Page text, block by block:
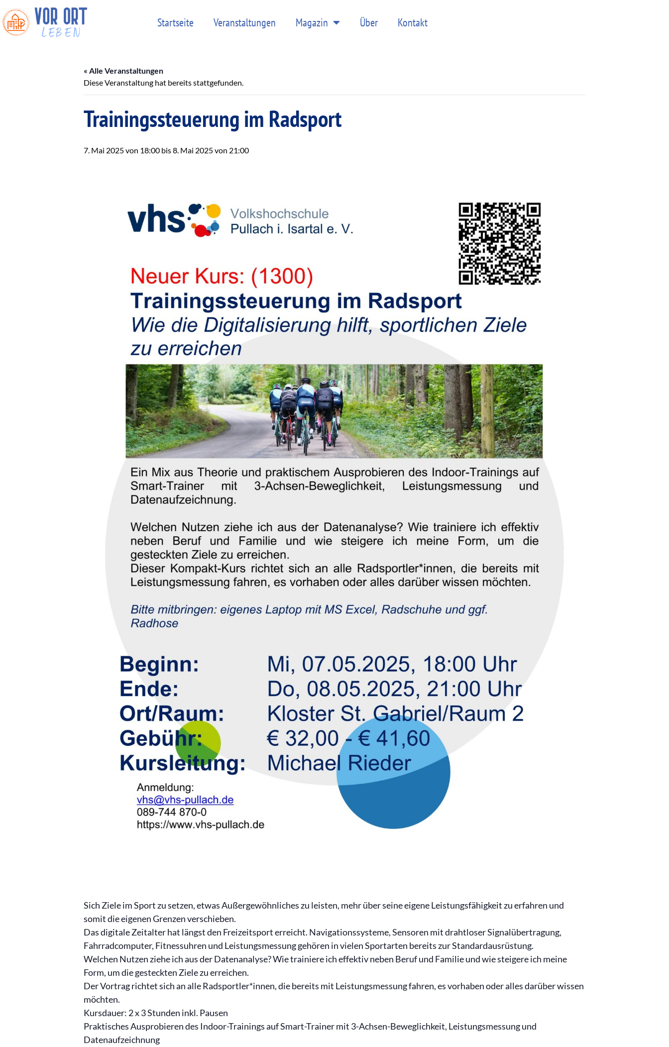
Startseite Veranstaltungen Magazin Über Kontakt
« Alle Veranstaltungen
Diese Veranstaltung hat bereits stattgefunden.
Trainingssteuerung im Radsport
7. Mai 2025 von 18:00 bis8. Mai 2025 von 21:00
Sich Ziele im Sport zu setzen, etwas Außergewöhnliches zu leisten, mehr über seine eigene Leistungsfähigkeit zu erfahren und
somit die eigenen Grenzen verschieben.
Das digitale Zeitalter hat längst den Freizeitsport erreicht. Navigationssysteme, Sensoren mit drahtloser Signalübertragung,
Fahrradcomputer, Fitnessuhren und Leistungsmessung gehören in vielen Sportarten bereits zur Standardausrüstung.
Welchen Nutzen ziehe ich aus der Datenanalyse? Wie trainiere ich effektiv neben Beruf und Familie und wie steigere ich meine
Form, um die gesteckten Ziele zu erreichen.
Der Vortrag richtet sich an alle Radsportler*innen, die bereits mit Leistungsmessung fahren, es vorhaben oder alles darüber wissen
möchten.
Kursdauer: 2 x 3 Stunden inkl. Pausen
Praktisches Ausprobieren des Indoor-Trainings auf Smart-Trainer mit 3-Achsen-Beweglichkeit, Leistungsmessung und
Datenaufzeichnung